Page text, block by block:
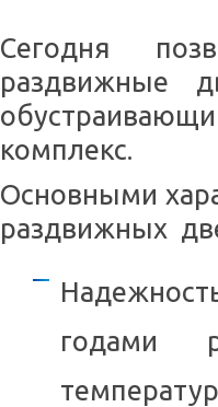
Сегодня
раздвижные
комплекс.
Основными
раздвижных
годами